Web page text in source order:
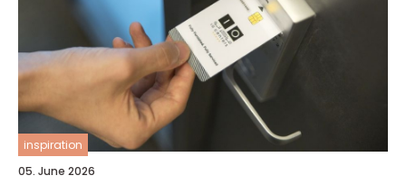
inspiration
05. June 2026